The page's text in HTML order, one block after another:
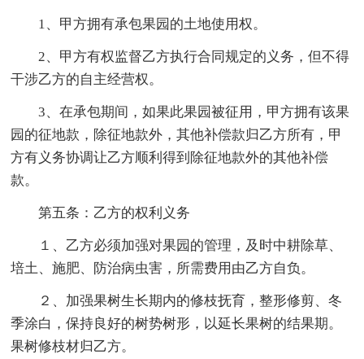
1、甲方拥有承包果园的土地使用权。
2、甲方有权监督乙方执行合同规定的义务，但不得
干涉乙方的自主经营权。
3、在承包期间，如果此果园被征用，甲方拥有该果
园的征地款，除征地款外，其他补偿款归乙方所有，甲
方有义务协调让乙方顺利得到除征地款外的其他补偿
款。
第五条：乙方的权利义务
１、乙方必须加强对果园的管理，及时中耕除草、
培土、施肥、防治病虫害，所需费用由乙方自负。
２、加强果树生长期内的修枝抚育，整形修剪、冬
季涂白，保持良好的树势树形，以延长果树的结果期。
果树修枝材归乙方。